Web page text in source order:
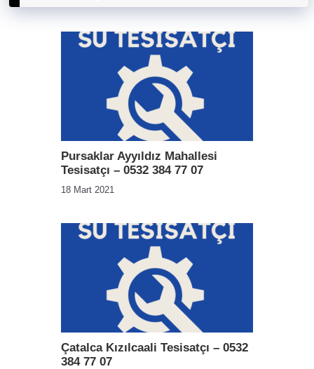
Pursaklar Ayyıldız Mahallesi
Tesisatçı – 0532 384 77 07
18 Mart 2021
Çatalca Kızılcaali Tesisatçı – 0532
384 77 07